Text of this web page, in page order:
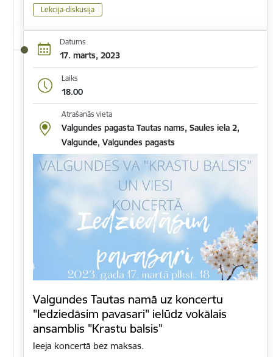
Lekcija-diskusija
Datums
17. marts, 2023
Laiks
18.00
Atrašanās vieta
Valgundes pagasta Tautas nams, Saules iela 2,
Valgunde, Valgundes pagasts
Valgundes Tautas namā uz koncertu
"Iedziedāsim pavasari" ielūdz vokālais
ansamblis "Krastu balsis"
Ieeja koncertā bez maksas.